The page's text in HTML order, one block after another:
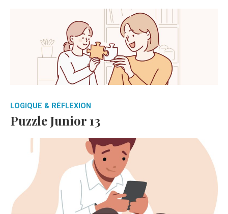
LOGIQUE & RÉFLEXION
Puzzle Junior 13